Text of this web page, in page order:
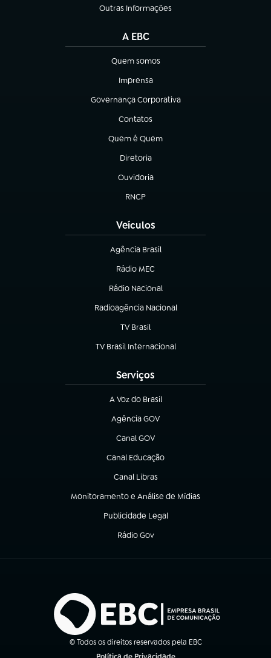
Outras Informações
(abre em nova aba)
A EBC
Quem somos
(abre em nova aba)
Imprensa
(abre em nova aba)
Governança Corporativa
(abre em nova aba)
Contatos
(abre em nova aba)
Quem é Quem
(abre em nova aba)
Diretoria
(abre em nova aba)
Ouvidoria
(abre em nova aba)
RNCP
(abre em nova aba)
Veículos
Agência Brasil
(abre em nova aba)
Rádio MEC
(abre em nova aba)
Rádio Nacional
Radioagência Nacional
(abre em nova aba)
TV Brasil
(abre em nova aba)
TV Brasil Internacional
(abre em nova aba)
Serviços
A Voz do Brasil
(abre em nova aba)
Agência GOV
(abre em nova aba)
Canal GOV
(abre em nova aba)
Canal Educação
(abre em nova aba)
Canal Libras
(abre em nova aba)
Monitoramento e Análise de Mídias
(abre em nova aba)
Publicidade Legal
(abre em nova aba)
Rádio Gov
(abre em nova aba)
© Todos os direitos reservados pela EBC